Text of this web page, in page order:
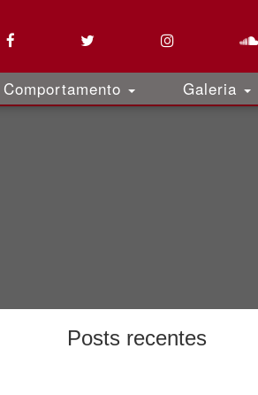
Comportamento Galeria
Posts recentes